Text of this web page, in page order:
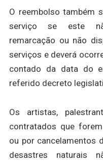
O reembolso também
serviço se este
remarcação ou não
serviços e deverá
contado da data do
referido decreto
Os artistas,
contratados que
ou por cancelamentos
desastres naturais